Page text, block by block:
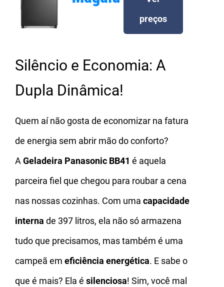
preços
Silêncio e Economia: A
Dupla Dinâmica!
Quem aí não gosta de economizar na fatura
de energia sem abrir mão do conforto?
AGeladeira Panasonic BB41 é aquela
parceira fiel que chegou para roubar a cena
nas nossas cozinhas. Com uma capacidade
interna de 397 litros, ela não só armazena
tudo que precisamos, mas também é uma
campeã em eficiência energética. E sabe o
que é mais? Ela é silenciosa! Sim, você mal